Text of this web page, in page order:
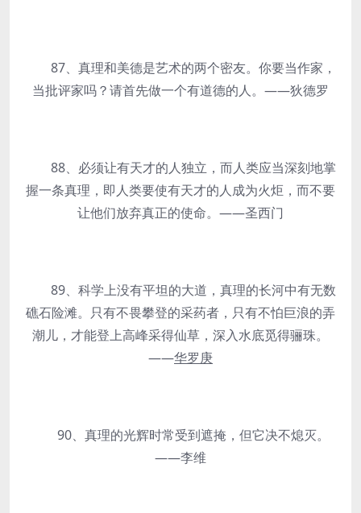
87、真理和美德是艺术的两个密友。你要当作家，
当批评家吗？请首先做一个有道德的人。——狄德罗
88、必须让有天才的人独立，而人类应当深刻地掌
握一条真理，即人类要使有天才的人成为火炬，而不要
让他们放弃真正的使命。——圣西门
89、科学上没有平坦的大道，真理的长河中有无数
礁石险滩。只有不畏攀登的采药者，只有不怕巨浪的弄
潮儿，才能登上高峰采得仙草，深入水底觅得骊珠。
——华罗庚
90、真理的光辉时常受到遮掩，但它决不熄灭。
——李维